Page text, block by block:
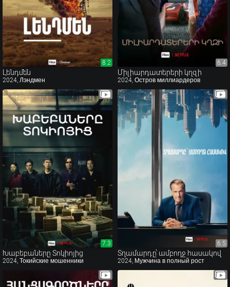
8.2
8.2
Լենդմեն
2024, Лэндмен
6.4
6.4
Միլիարդատերերի կղզի
2024, Остров миллиардеров
7.3
7.3
Խաբեբաները Տոկիոյից
2024, Токийские мошенники
6.5
6.5
Տղամարդը՝ ամբողջ հասակով
2024, Мужчина в полный рост